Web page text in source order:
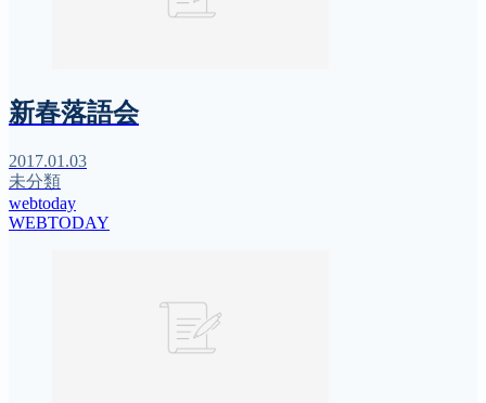
新春落語会
2017.01.03
未分類
webtoday
WEBTODAY